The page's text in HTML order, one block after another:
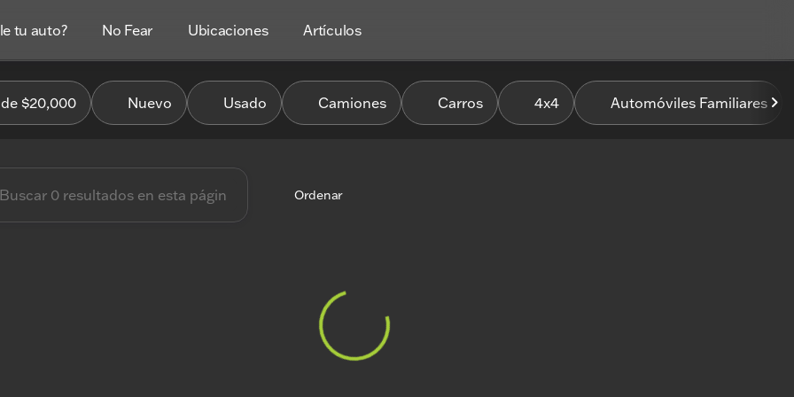
tu auto? No Fear Ubicaciones Artículos
Coches
$20,000 Nuevo Usado Camiones Carros 4x4 Automóviles Familiares
Ordenar